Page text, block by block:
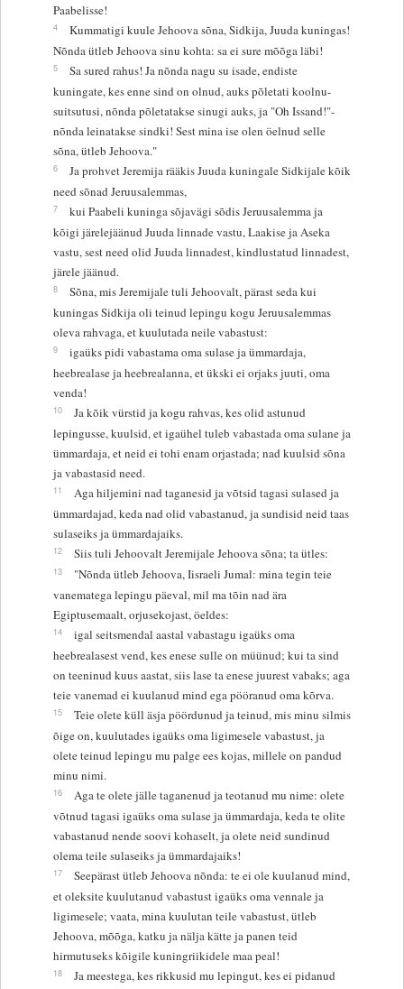
Paabelisse!
4
Kummatigi kuule Jehoova sõna, Sidkija, Juuda kuningas!
Nõnda ütleb Jehoova sinu kohta: sa ei sure mõõga läbi!
5
Sa sured rahus! Ja nõnda nagu su isade, endiste
kuningate, kes enne sind on olnud, auks põletati koolnu-
suitsutusi, nõnda põletatakse sinugi auks, ja "Oh Issand!"-
nõnda leinatakse sindki! Sest mina ise olen öelnud selle
sõna, ütleb Jehoova."
6
Ja prohvet Jeremija rääkis Juuda kuningale Sidkijale kõik
need sõnad Jeruusalemmas,
7
kui Paabeli kuninga sõjavägi sõdis Jeruusalemma ja
kõigi järelejäänud Juuda linnade vastu, Laakise ja Aseka
vastu, sest need olid Juuda linnadest, kindlustatud linnadest,
järele jäänud.
8
Sõna, mis Jeremijale tuli Jehoovalt, pärast seda kui
kuningas Sidkija oli teinud lepingu kogu Jeruusalemmas
oleva rahvaga, et kuulutada neile vabastust:
9
igaüks pidi vabastama oma sulase ja ümmardaja,
heebrealase ja heebrealanna, et ükski ei orjaks juuti, oma
venda!
10
Ja kõik vürstid ja kogu rahvas, kes olid astunud
lepingusse, kuulsid, et igaühel tuleb vabastada oma sulane ja
ümmardaja, et neid ei tohi enam orjastada; nad kuulsid sõna
ja vabastasid need.
11
Aga hiljemini nad taganesid ja võtsid tagasi sulased ja
ümmardajad, keda nad olid vabastanud, ja sundisid neid taas
sulaseiks ja ümmardajaiks.
12 Siis tuli Jehoovalt Jeremijale Jehoova sõna; ta ütles:
13
"Nõnda ütleb Jehoova, Iisraeli Jumal: mina tegin teie
vanematega lepingu päeval, mil ma tõin nad ära
Egiptusemaalt, orjusekojast, öeldes:
14
igal seitsmendal aastal vabastagu igaüks oma
heebrealasest vend, kes enese sulle on müünud; kui ta sind
on teeninud kuus aastat, siis lase ta enese juurest vabaks; aga
teie vanemad ei kuulanud mind ega pööranud oma kõrva.
15
Teie olete küll äsja pöördunud ja teinud, mis minu silmis
õige on, kuulutades igaüks oma ligimesele vabastust, ja
olete teinud lepingu mu palge ees kojas, millele on pandud
minu nimi.
16
Aga te olete jälle taganenud ja teotanud mu nime: olete
võtnud tagasi igaüks oma sulase ja ümmardaja, keda te olite
vabastanud nende soovi kohaselt, ja olete neid sundinud
olema teile sulaseiks ja ümmardajaiks!
17
Seepärast ütleb Jehoova nõnda: te ei ole kuulanud mind,
et oleksite kuulutanud vabastust igaüks oma vennale ja
ligimesele; vaata, mina kuulutan teile vabastust, ütleb
Jehoova, mõõga, katku ja nälja kätte ja panen teid
hirmutuseks kõigile kuningriikidele maa peal!
18
Ja meestega, kes rikkusid mu lepingut, kes ei pidanud